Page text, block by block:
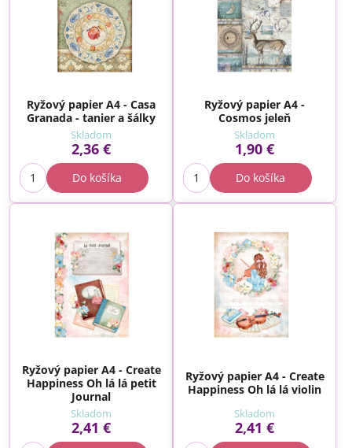
Ryžový papier A4 - Casa
Granada - tanier a šálky
Skladom
2,36 €
Do košíka
Ryžový papier A4 -
Cosmos jeleň
Skladom
1,90 €
Do košíka
Ryžový papier A4 - Create
Happiness Oh lá lá petit
Journal
Skladom
2,41 €
Ryžový papier A4 - Create
Happiness Oh lá lá violin
Skladom
2,41 €